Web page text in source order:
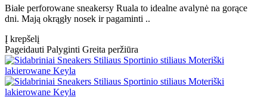
Białe perforowane sneakersy Ruala to idealne avalynė na gorące
dni. Mają okrągły nosek ir pagaminti ..
Į krepšelį
Pageidauti Palyginti Greita peržiūra